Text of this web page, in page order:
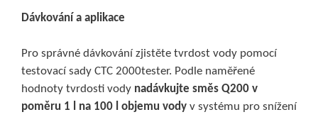
Dávkování a aplikace
Pro správné dávkování zjistěte tvrdost vody pomocí
testovací sady CTC 2000tester. Podle naměřené
hodnoty tvrdosti vody nadávkujte směs Q200 v
poměru 1 l na 100 l objemu vody v systému pro snížení